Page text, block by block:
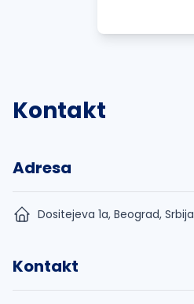
Kontakt
Adresa
Dositejeva 1a, Beograd, Srbija
Kontakt